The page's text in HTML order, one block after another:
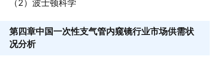
（2）波士顿科学
第四章中国一次性支气管内窥镜行业市场供需状
况分析